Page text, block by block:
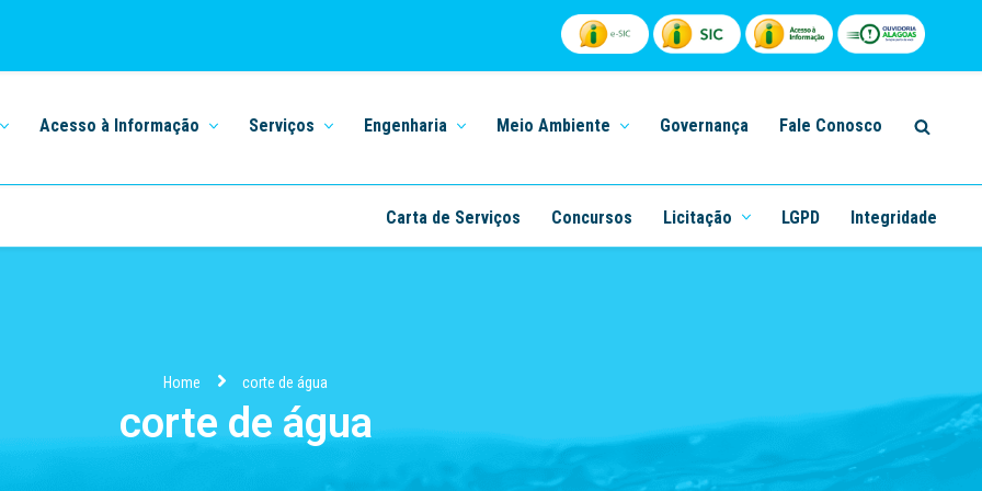
Acesso à Informação Serviços Engenharia Meio Ambiente Governança Fale Conosco
Carta de Serviços Concursos Licitação LGPD Integridade
Home corte de água
corte de água